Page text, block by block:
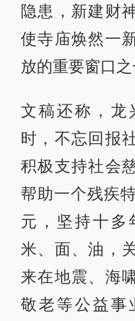
隐患，新建财
使寺庙焕然一
放的重要窗口之
文稿还称，龙
时，不忘回报
积极支持社会
帮助一个残疾
元，坚持十多
米、面、油，
来在地震、海
敬老等公益事